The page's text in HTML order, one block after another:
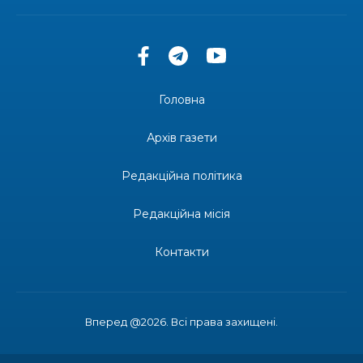
Юні мешканці Бахмутської громади у Харкові
долучилися до проєкту «Радість у дитячих
територіальної громади
«Дві музи» у Рівному: свято краси, мистецтва
епідеміолог, зоолог
Вперед @2026. Всі права захищені.
Головна
Архів газети
Редакційна політика
Редакційна місія
Контакти